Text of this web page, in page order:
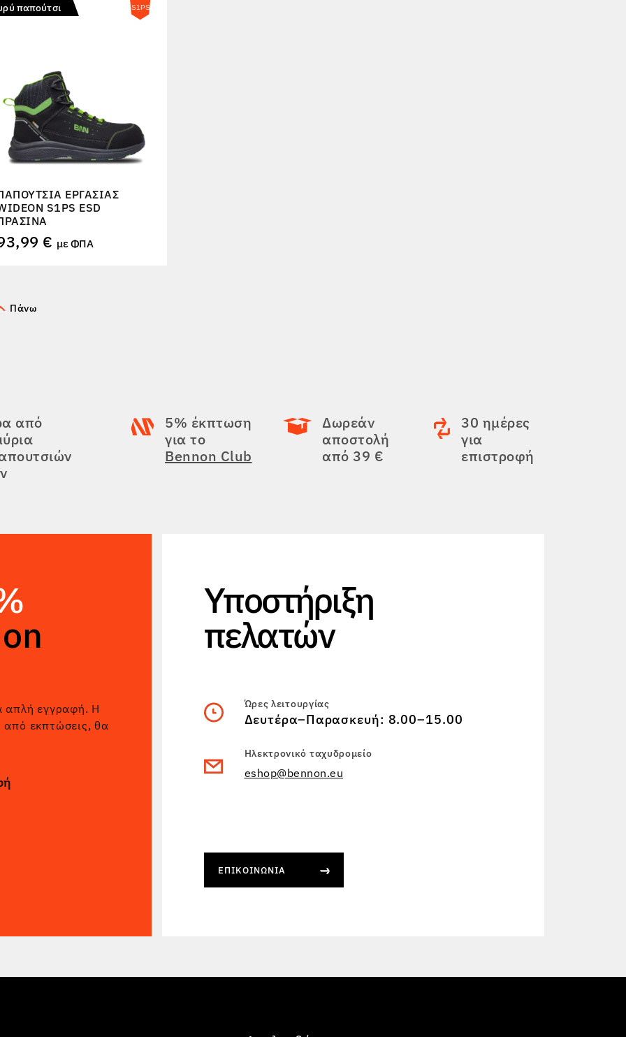
παπούτσι
ΕΡΓΑΣΊΑΣ
S1PS ESD
€ με ΦΠΑ
Πάνω
από
5% έκπτωση
για το
Bennon Club
Δωρεάν
αποστολή
από 39 €
30 ημέρες
για
επιστροφή
απλή εγγραφή. Η
από εκπτώσεις, θα
Υποστήριξη
πελατών
Ώρες λειτουργίας
Δευτέρα–Παρασκευή: 8.00–15.00
Ηλεκτρονικό ταχυδρομείο
eshop@bennon.eu
ΕΠΙΚΟΙΝΩΝΊΑ